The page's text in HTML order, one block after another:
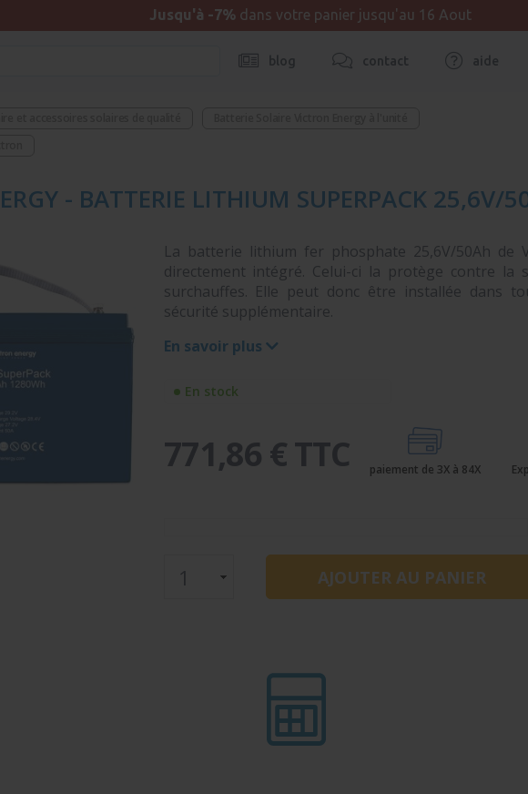
Jusqu'à -7%dans votre panier jusqu'au 16 Aout
blog contact aide
- BATTERIE LITHIUM SUPERPACK 25,6V/
La batterie lithium fer phosphate 25,6V/50Ah de
directement intégré. Celui-ci la protège contre la
surchauffes. Elle peut donc être installée dans
sécurité supplémentaire.
En savoir plus
En stock
771,86 € TTC paiement de 3X à 84X